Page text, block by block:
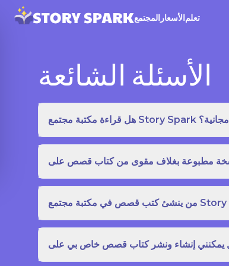
المجتمع الأسعارتعلم
الأسئلة الشائعة
هل قراءة مكتبة مجتمع Story Spark مجانية؟